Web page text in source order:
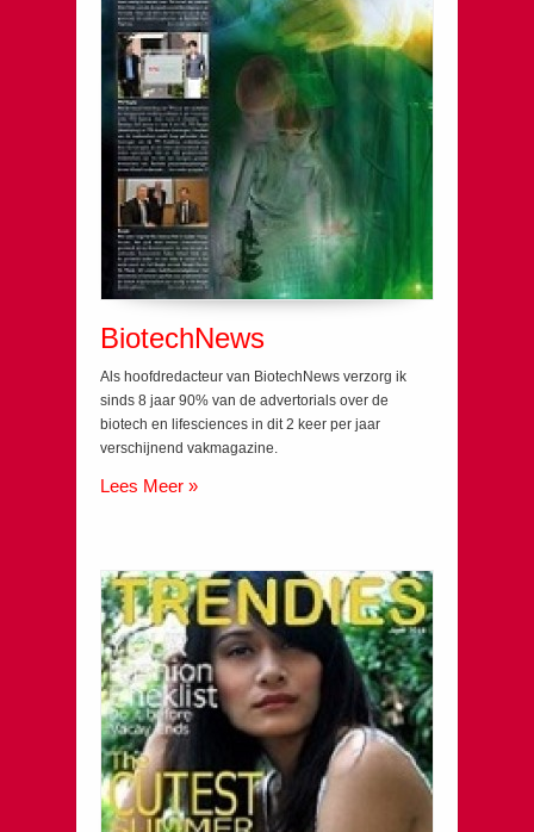
BiotechNews
Als hoofdredacteur van BiotechNews verzorg ik
sinds 8 jaar 90% van de advertorials over de
biotech en lifesciences in dit 2 keer per jaar
verschijnend vakmagazine.
Lees Meer »